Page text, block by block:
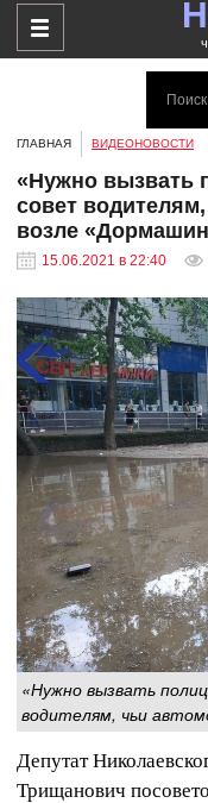
ГЛАВНАЯ ВИДЕОНОВОСТИ
«Нужно вызвать
совет
возле
15.06.2021 в 22:40
«Нужно вызвать
водителям, чьи
Депутат
Трищанович